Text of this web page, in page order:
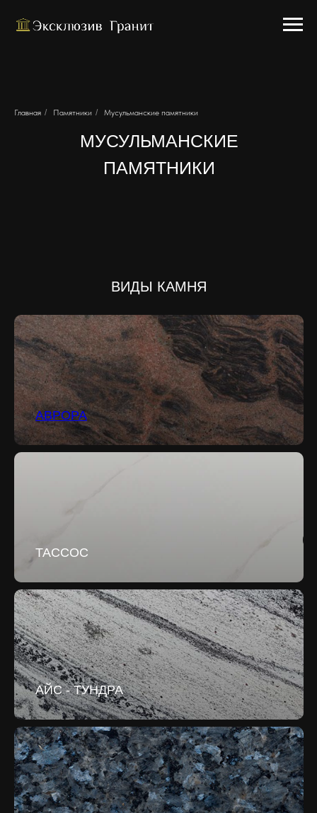
Главная / Памятники / Мусульманские памятники
МУСУЛЬМАНСКИЕ
ПАМЯТНИКИ
ВИДЫ КАМНЯ
АВРОРА
ТАССОС
АЙС - ТУНДРА